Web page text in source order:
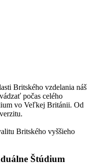
Britského vzdelania náš
počas celého
vo Veľkej Británii. Od
Britského vyššieho
Štúdium